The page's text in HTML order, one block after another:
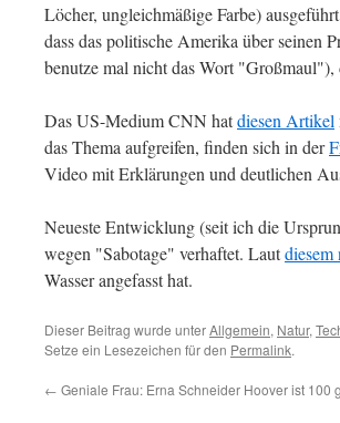
Löcher, ungleichmäßige Farbe)
dass das politische Amerika über seinen
benutze mal nicht das Wort "Großmaul"),
Das US-Medium CNN hatdiesen Artikel
das Thema aufgreifen, finden sich in der
Video mit Erklärungen und deutlichen
Neueste Entwicklung (seit ich die
wegen "Sabotage" verhaftet. Laut
Wasser angefasst hat.
Dieser Beitrag wurde unterAllgemein, Natur,
Setze ein Lesezeichen für den Permalink.
← Geniale Frau: Erna Schneider Hoover ist 100